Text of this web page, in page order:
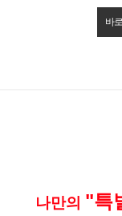
나만의 "특